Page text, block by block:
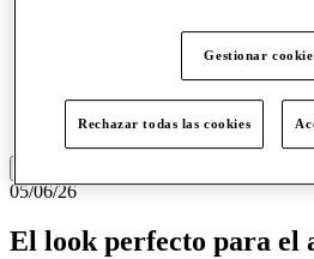
Más
05/06/26
El look perfecto para el
Gestionar
Rechazar todas las cookies